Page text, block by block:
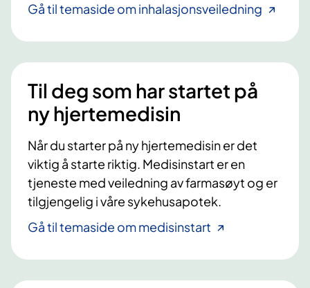
Gå til temaside om inhalasjonsveiledning
Til deg som har startet på
ny hjertemedisin
Når du starter på ny hjertemedisin er det
viktig å starte riktig. Medisinstart er en
tjeneste med veiledning av farmasøyt og er
tilgjengelig i våre sykehusapotek.
Gå til temaside om medisinstart